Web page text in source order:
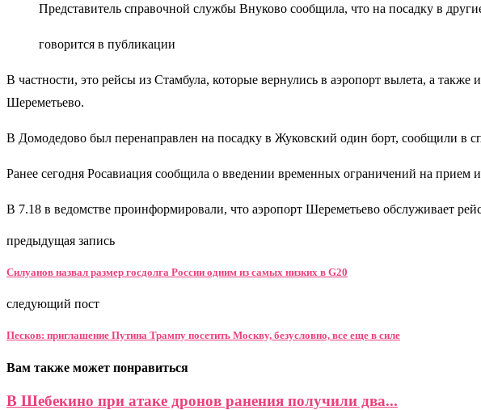
Представитель справочной службы Внуково сообщила, что на посадку в
говорится в публикации
В частности, это рейсы из Стамбула, которые вернулись в аэропорт вылета, а
Шереметьево.
В Домодедово был перенаправлен на посадку в Жуковский один борт, сообщили в
Ранее сегодня Росавиация сообщила о введении временных ограничений на
В 7.18 в ведомстве проинформировали, что аэропорт Шереметьево обслуживает
предыдущая запись
Силуанов назвал размер госдолга России одним из самых низких в G20
следующий пост
Песков: приглашение Путина Трампу посетить Москву, безусловно, все еще в силе
Вам также может понравиться
В Шебекино при атаке дронов ранения получили два...